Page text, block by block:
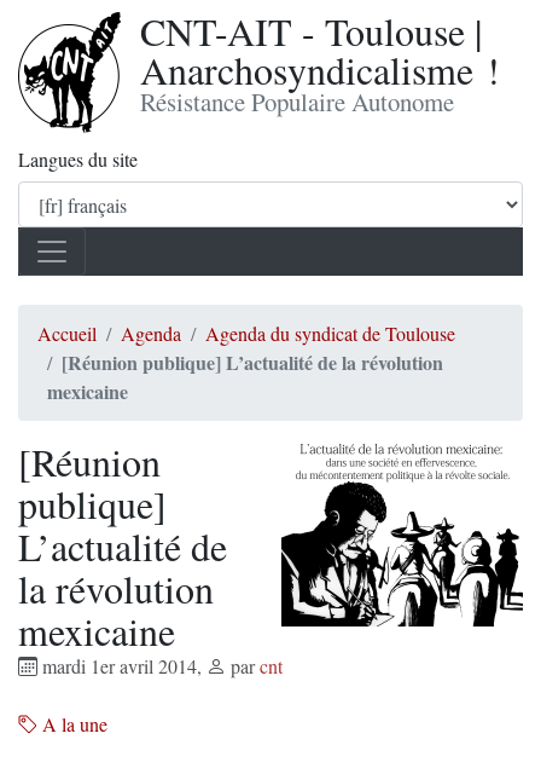
CNT-AIT - Toulouse |
Anarchosyndicalisme !
Résistance Populaire Autonome
Langues du site
Accueil Agenda Agenda du syndicat de Toulouse
[Réunion publique] L’actualité de la révolution
mexicaine
[Réunion
publique]
L’actualité de
la révolution
mexicaine
mardi 1er avril 2014, parcnt
A la une